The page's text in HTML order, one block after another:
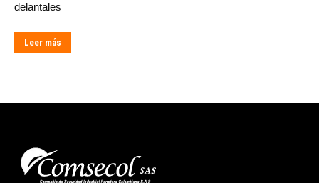
delantales
Leer más